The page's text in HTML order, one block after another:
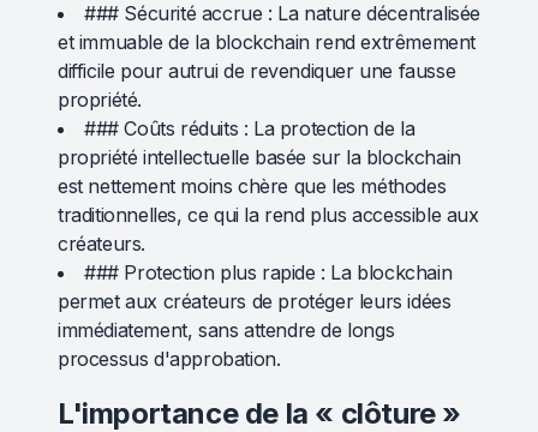
### Sécurité accrue : La nature décentralisée
et immuable de la blockchain rend extrêmement
difficile pour autrui de revendiquer une fausse
propriété.
### Coûts réduits : La protection de la
propriété intellectuelle basée sur la blockchain
est nettement moins chère que les méthodes
traditionnelles, ce qui la rend plus accessible aux
créateurs.
### Protection plus rapide : La blockchain
permet aux créateurs de protéger leurs idées
immédiatement, sans attendre de longs
processus d'approbation.
L'importance de la « clôture »